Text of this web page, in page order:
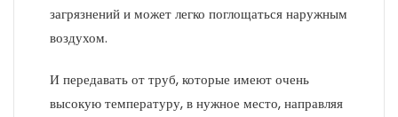
загрязнений и может легко поглощаться наружным
воздухом.
И передавать от труб, которые имеют очень
высокую температуру, в нужное место, направляя